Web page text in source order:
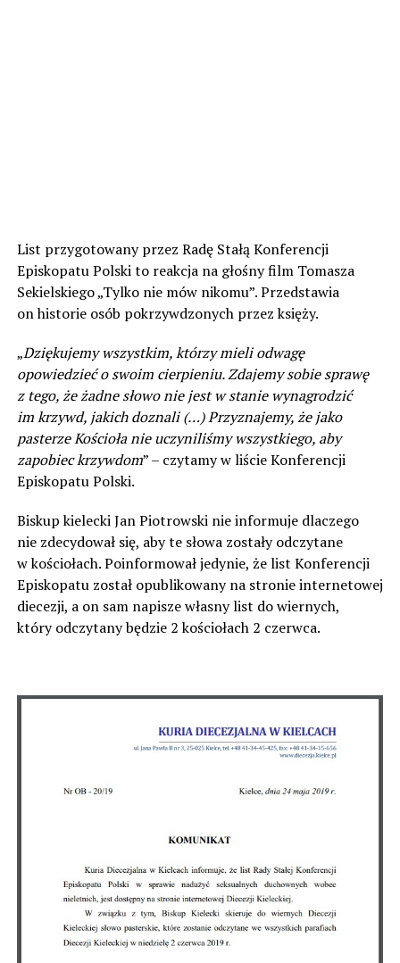
List przygotowany przez Radę Stałą Konferencji
Episkopatu Polski to reakcja na głośny film Tomasza
Sekielskiego „Tylko nie mów nikomu”. Przedstawia
on historie osób pokrzywdzonych przez księży.
„Dziękujemy wszystkim, którzy mieli odwagę
opowiedzieć o swoim cierpieniu. Zdajemy sobie sprawę
z tego, że żadne słowo nie jest w stanie wynagrodzić
im krzywd, jakich doznali (…) Przyznajemy, że jako
pasterze Kościoła nie uczyniliśmy wszystkiego, aby
zapobiec krzywdom” – czytamy w liście Konferencji
Episkopatu Polski.
Biskup kielecki Jan Piotrowski nie informuje dlaczego
nie zdecydował się, aby te słowa zostały odczytane
w kościołach. Poinformował jedynie, że list Konferencji
Episkopatu został opublikowany na stronie internetowej
diecezji, a on sam napisze własny list do wiernych,
który odczytany będzie 2 kościołach 2 czerwca.